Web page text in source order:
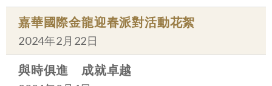
嘉華國際金龍迎春派對活動花絮
2024年2月22日
與時俱進 成就卓越